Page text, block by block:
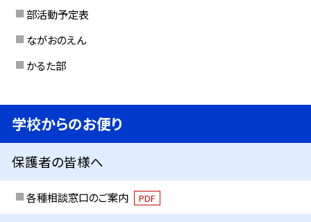
部活動予定表
ながおのえん
かるた部
学校からのお便り
保護者の皆様へ
各種相談窓口のご案内 PDF